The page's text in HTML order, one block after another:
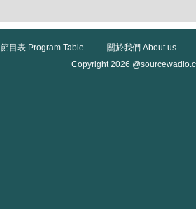
節目表 Program Table
關於我們 About us
Copyright 2026